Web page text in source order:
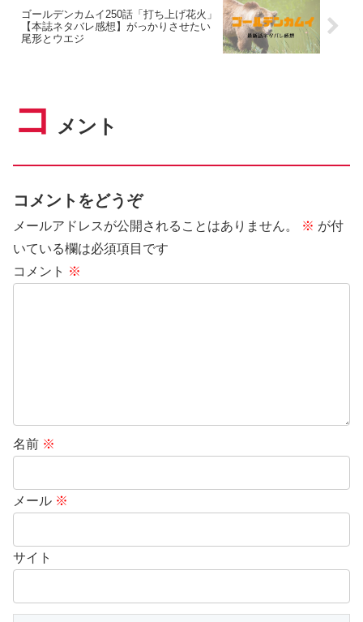
ゴールデンカムイ250話「打ち上げ花火」
【本誌ネタバレ感想】がっかりさせたい
尾形とウエジ
コ メント
コメントをどうぞ
メールアドレスが公開されることはありません。 ※ が付
いている欄は必須項目です
コメント ※
名前 ※
メール ※
サイト